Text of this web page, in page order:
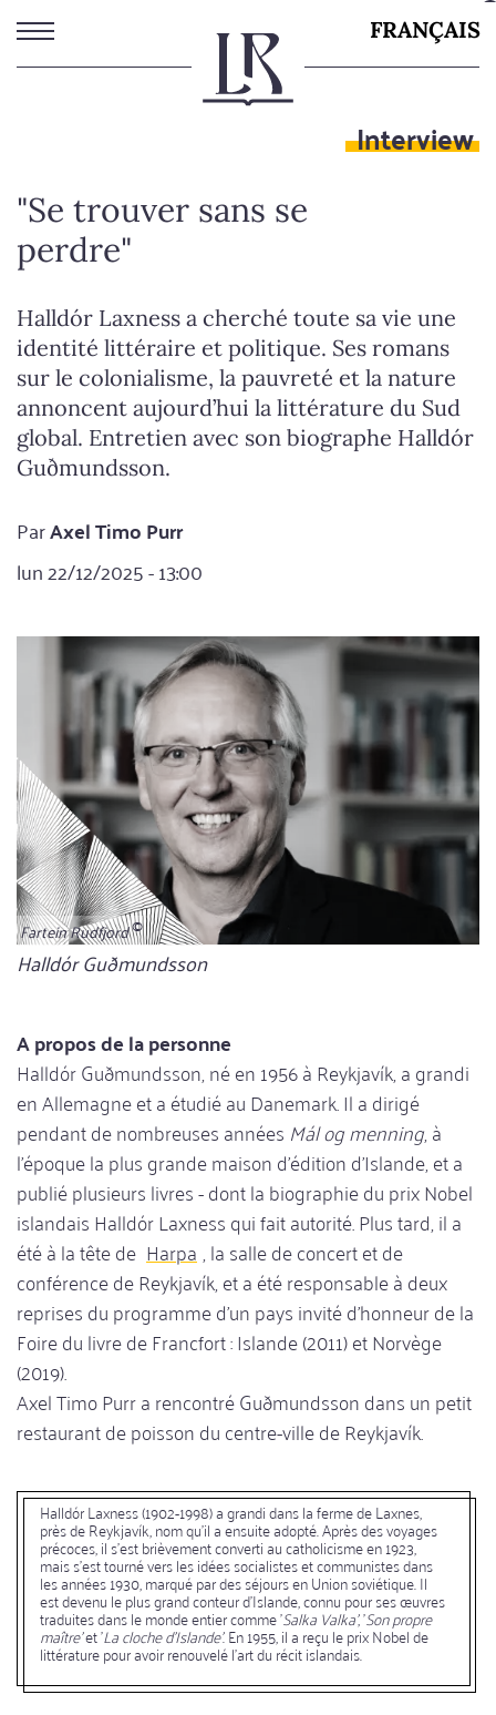
Aller
au
contenu
FRANÇAIS
Interview
"Se trouver sans se
perdre"
Halldór Laxness a cherché toute sa vie une
identité littéraire et politique. Ses romans
sur le colonialisme, la pauvreté et la nature
annoncent aujourd’hui la littérature du Sud
global. Entretien avec son biographe Halldór
Guðmundsson.
ParAxel Timo Purr
lun 22/12/2025 - 13:00
Fartein Rudfjord
Bildunterschrift
Halldór Guðmundsson
A propos de la personne
Halldór Guðmundsson, né en 1956 à Reykjavík, a grandi
en Allemagne et a étudié au Danemark. Il a dirigé
pendant de nombreuses années Mál og menning, à
l'époque la plus grande maison d'édition d'Islande, et a
publié plusieurs livres - dont la biographie du prix Nobel
islandais Halldór Laxness qui fait autorité. Plus tard, il a
été à la tête de Harpa, la salle de concert et de
conférence de Reykjavík, et a été responsable à deux
reprises du programme d'un pays invité d'honneur de la
Foire du livre de Francfort : Islande (2011) et Norvège
(2019).
Axel Timo Purr a rencontré Guðmundsson dans un petit
restaurant de poisson du centre-ville de Reykjavík.
Halldór Laxness (1902-1998) a grandi dans la ferme de Laxnes,
près de Reykjavík, nom qu'il a ensuite adopté. Après des voyages
précoces, il s'est brièvement converti au catholicisme en 1923,
mais s'est tourné vers les idées socialistes et communistes dans
les années 1930, marqué par des séjours en Union soviétique. Il
est devenu le plus grand conteur d'Islande, connu pour ses œuvres
traduites dans le monde entier comme 'Salka Valka', 'Son propre
maître'et 'La cloche d'Islande'. En 1955, il a reçu le prix Nobel de
littérature pour avoir renouvelé l'art du récit islandais.